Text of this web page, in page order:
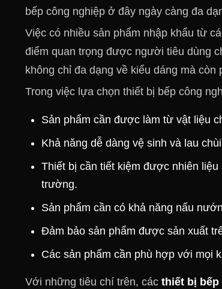
bếp công nghiệp ở đây ngày càng đa
Việc có nhiều sản phẩm nhập khẩu từ
điểm quan trọng được người tiêu dùng
không chỉ đa dạng về kiểu dáng mà
Trong việc lựa chọn thiết bị bếp công
Sản phẩm cần được làm từ vật liệu
Khả năng dễ dàng vệ sinh và lau
Thiết bị cần tiết kiệm được nhiên
trường.
Sản phẩm cần có khả năng nấu
Đảm bảo sản phẩm được sản xuất
Các sản phẩm cần phù hợp với mọi
Với những tiêu chí trên, các thiết bị bếp